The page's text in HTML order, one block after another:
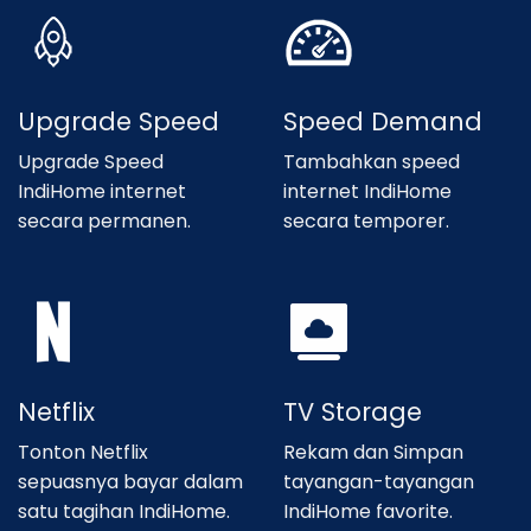
Upgrade Speed
Upgrade Speed
IndiHome internet
secara permanen.
Speed Demand
Tambahkan speed
internet IndiHome
secara temporer.
Netflix
Tonton Netflix
sepuasnya bayar dalam
satu tagihan IndiHome.
TV Storage
Rekam dan Simpan
tayangan-tayangan
IndiHome favorite.